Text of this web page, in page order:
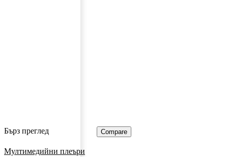
Бърз преглед Compare
Мултимедийни плеъри